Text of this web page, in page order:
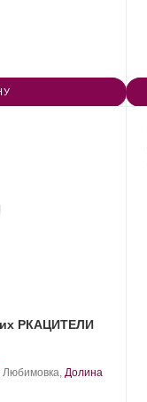
РКАЦИТЕЛИ
Любимовка,Долина